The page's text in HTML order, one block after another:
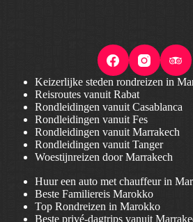
Keizerlijke steden rondreizen in
Reisroutes vanuit Rabat
Rondleidingen vanuit Casablanca
Rondleidingen vanuit Fes
Rondleidingen vanuit Marrakech
Rondleidingen vanuit Tanger
Woestijnreizen door Marrakech
Huur een auto met chauffeur in
Beste Familiereis Marokko
Top Rondreizen in Marokko
Beste privé-dagtrips vanuit